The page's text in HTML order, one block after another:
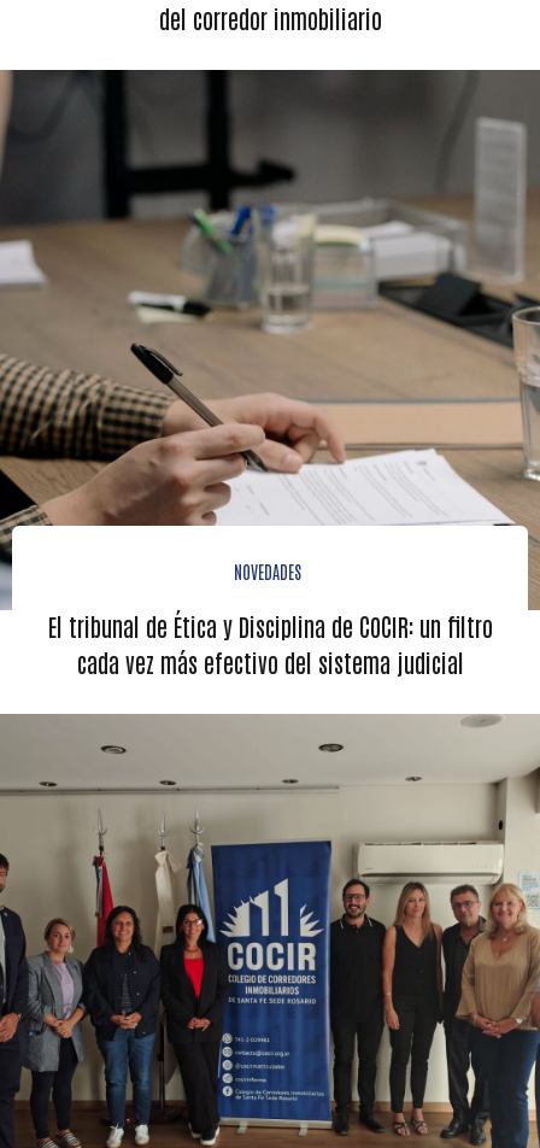
del corredor inmobiliario
NOVEDADES
El tribunal de Ética y Disciplina de COCIR: un filtro
cada vez más efectivo del sistema judicial